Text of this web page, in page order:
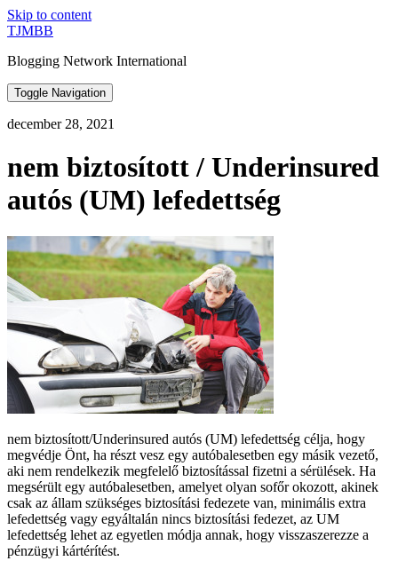
Skip to content
TJMBB
Blogging Network International
Toggle Navigation
december 28, 2021
nem biztosított / Underinsured
autós (UM) lefedettség
nem biztosított/Underinsured autós (UM) lefedettség célja, hogy
megvédje Önt, ha részt vesz egy autóbalesetben egy másik vezető,
aki nem rendelkezik megfelelő biztosítással fizetni a sérülések. Ha
megsérült egy autóbalesetben, amelyet olyan sofőr okozott, akinek
csak az állam szükséges biztosítási fedezete van, minimális extra
lefedettség vagy egyáltalán nincs biztosítási fedezet, az UM
lefedettség lehet az egyetlen módja annak, hogy visszaszerezze a
pénzügyi kártérítést.